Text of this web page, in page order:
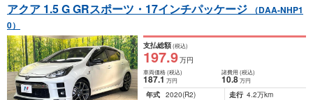
アクア 1.5 G GRスポーツ・17インチパッケージ
（DAA-NHP1
0）
支払総額(税込)
197.9万円
車両価格(税込)
187.1万円
諸費用 (税込)
10.8 万円
年式 2020(R2) 走行 4.2万km